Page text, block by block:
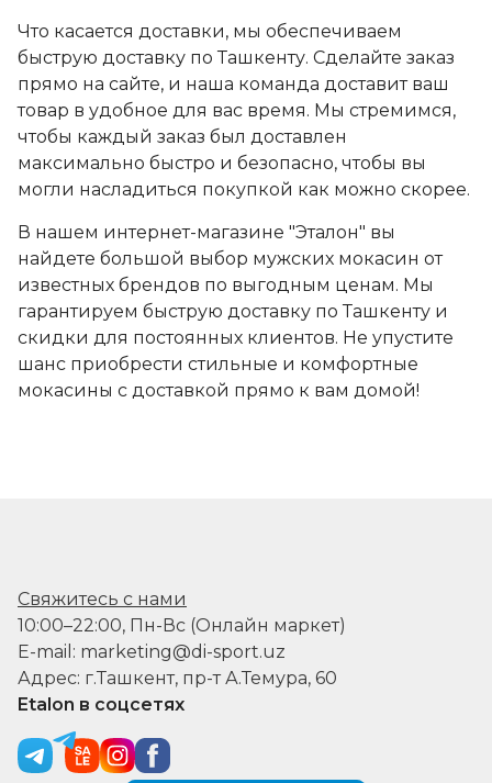
Что касается доставки, мы обеспечиваем
быструю доставку по Ташкенту. Сделайте заказ
прямо на сайте, и наша команда доставит ваш
товар в удобное для вас время. Мы стремимся,
чтобы каждый заказ был доставлен
максимально быстро и безопасно, чтобы вы
могли насладиться покупкой как можно скорее.
В нашем интернет-магазине "Эталон" вы
найдете большой выбор мужских мокасин от
известных брендов по выгодным ценам. Мы
гарантируем быструю доставку по Ташкенту и
скидки для постоянных клиентов. Не упустите
шанс приобрести стильные и комфортные
мокасины с доставкой прямо к вам домой!
Свяжитесь с нами
10:00–22:00, Пн-Вс (Онлайн маркет)
E-mail: marketing@di-sport.uz
Адрес: г.Ташкент, пр-т А.Темура, 60
Etalon в соцсетях